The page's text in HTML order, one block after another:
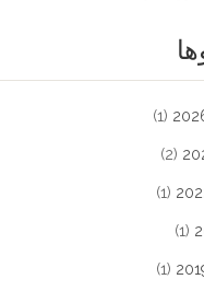
(1)
(2)
(1)
(1)
(1)